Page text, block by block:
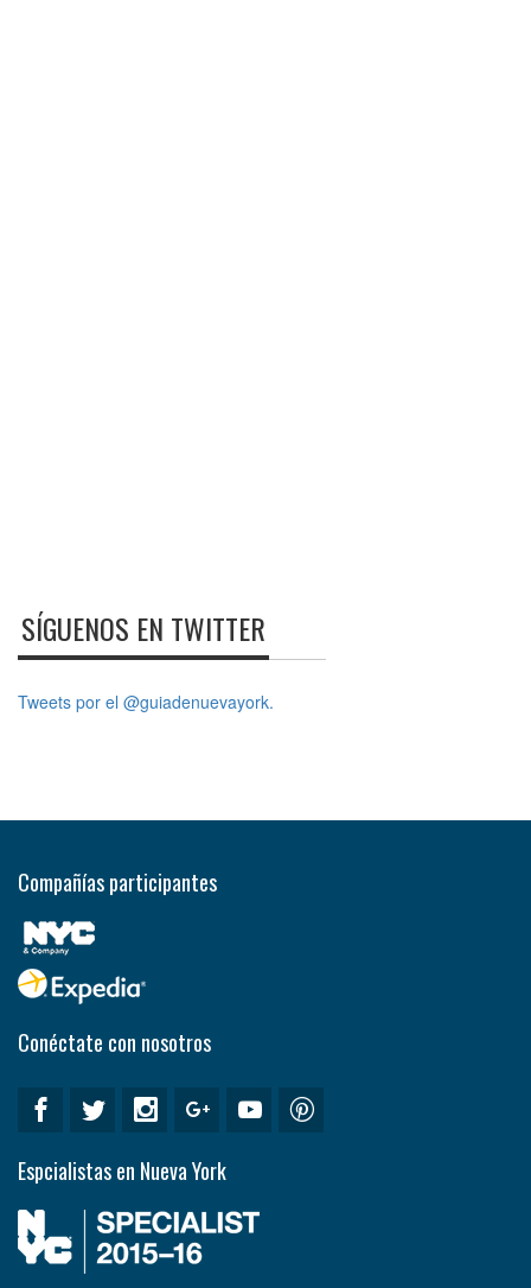
SÍGUENOS EN TWITTER
Tweets por el @guiadenuevayork.
Compañías participantes
Conéctate con nosotros
Espcialistas en Nueva York